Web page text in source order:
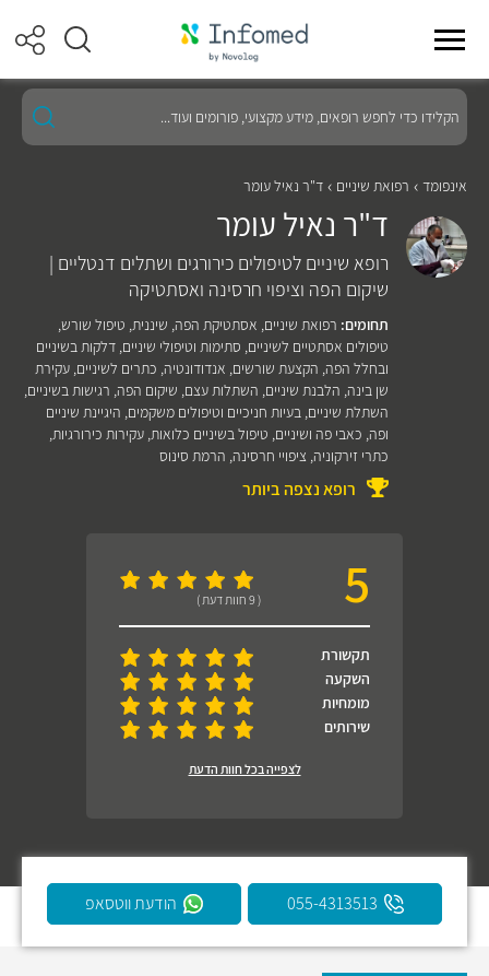
הקלידו
כדי
לחפש
מקצועי,
פורומים
ועוד...
אינפומד רפואת שיניים ד"ר נאיל עומר
ד"ר נאיל עומר
רופא שיניים לטיפולים כירורגים ושתלים דנטליים |
שיקום הפה וציפוי חרסינה ואסתטיקה
תחומים: רפואת שיניים, אסתטיקת הפה, שיננית, טיפול שורש,
טיפולים אסתטיים לשיניים, סתימות וטיפולי שיניים, דלקות בשיניים
ובחלל הפה, הקצעת שורשים, אנדודונטיה, כתרים לשיניים, עקירת
שן בינה, הלבנת שיניים, השתלות עצם, שיקום הפה, רגישות בשיניים,
השתלת שיניים, בעיות חניכיים וטיפולים משקמים, היגיינת שיניים
ופה, כאבי פה ושיניים, טיפול בשיניים כלואות, עקירות כירורגיות,
כתרי זירקוניה, ציפויי חרסינה, הרמת סינוס
רופא נצפה ביותר
5 ( 9 חוות דעת )
תקשורת
השקעה
מומחיות
שירותים
לצפייה בכל חוות הדעת
055-4313513 הודעת ווטסאפ